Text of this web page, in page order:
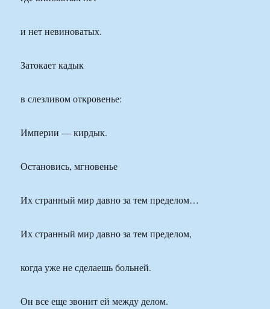
и нет невиноватых.
Затокает кадык
в слезливом откровенье:
Империи — кирдык.
Остановись, мгновенье
Их странный мир давно за тем пределом…
Их странный мир давно за тем пределом,
когда уже не сделаешь больней.
Он все еще звонит ей между делом.